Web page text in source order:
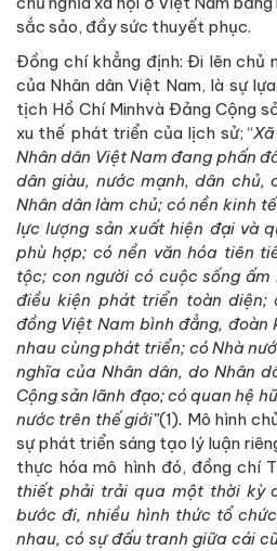
sắc sảo, đầy sức thuyết phục.
Đồng chí khẳng định: Đi lên chủ
của Nhân dân Việt Nam, là sự
tịch Hồ Chí Minhvà Đảng Cộng
xu thế phát triển của lịch sử; “
Nhân dân Việt Nam đang phấn
dân giàu, nước mạnh, dân chủ,
Nhân dân làm chủ; có nền kinh
lực lượng sản xuất hiện đại và
phù hợp; có nền văn hóa tiên
tộc; con người có cuộc sống
điều kiện phát triển toàn diện;
đồng Việt Nam bình đẳng,
nhau cùng phát triển; có Nhà
nghĩa của Nhân dân, do Nhân
Cộng sản lãnh đạo; có quan hệ
nước trên thế giới”(1). Mô hình
sự phát triển sáng tạo lý luận
thực hóa mô hình đó, đồng chí
thiết phải trải qua một thời kỳ
bước đi, nhiều hình thức tổ
nhau, có sự đấu tranh giữa cái